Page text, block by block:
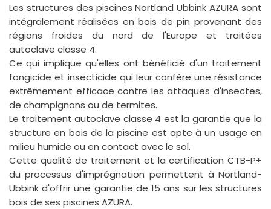
Les structures des piscines Nortland Ubbink AZURA sont
intégralement réalisées en bois de pin provenant des
régions froides du nord de l'Europe et traitées
autoclave classe 4.
Ce qui implique qu'elles ont bénéficié d'un traitement
fongicide et insecticide qui leur confère une résistance
extrêmement efficace contre les attaques d'insectes,
de champignons ou de termites.
Le traitement autoclave classe 4 est la garantie que la
structure en bois de la piscine est apte à un usage en
milieu humide ou en contact avec le sol.
Cette qualité de traitement et la certification CTB-P+
du processus d'imprégnation permettent à Nortland-
Ubbink d'offrir une garantie de 15 ans sur les structures
bois de ses piscines AZURA.